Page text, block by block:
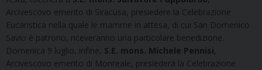
Arcivescovo emerito di Siracusa, presiedere la Celebrazione
Eucaristica nella quale le mamme in attesa, di cui San Domenico
Savio è patrono, riceveranno una particolare benedizione.
Domenica 9 luglio, infine, S.E. mons. Michele Pennisi,
Arcivescovo emerito di Monreale, presiederà la Celebrazione